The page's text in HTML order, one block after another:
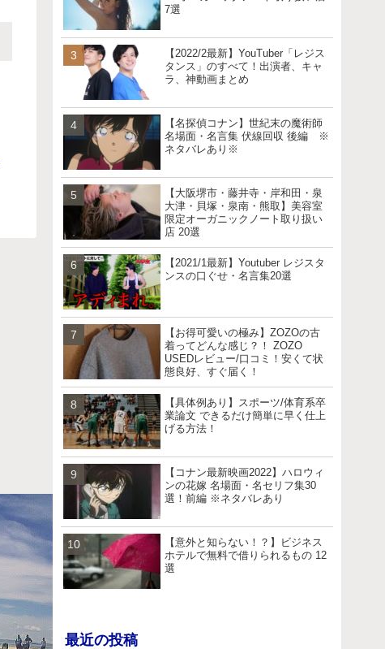
7選
【2022/2最新】YouTuber「レジス
タンス」のすべて！出演者、キャ
ラ、神動画まとめ
【名探偵コナン】世紀末の魔術師
名場面・名言集 伏線回収 後編 ※
ネタバレあり※
【大阪堺市・藤井寺・岸和田・泉
大津・貝塚・泉南・熊取】美容室
限定オーガニックノート取り扱い
店 20選
【2021/1最新】Youtuber レジスタ
ンスの口ぐせ・名言集20選
【お得可愛いの極み】ZOZOの古
着ってどんな感じ？！ ZOZO
USEDレビュー/口コミ！安くて状
態良好、すぐ届く！
【具体例あり】スポーツ/体育系卒
業論文 できるだけ簡単に早く仕上
げる方法！
【コナン最新映画2022】ハロウィ
ンの花嫁 名場面・名セリフ集30
選！前編 ※ネタバレあり
【意外と知らない！？】ビジネス
ホテルで無料で借りられるもの 12
選
最近の投稿